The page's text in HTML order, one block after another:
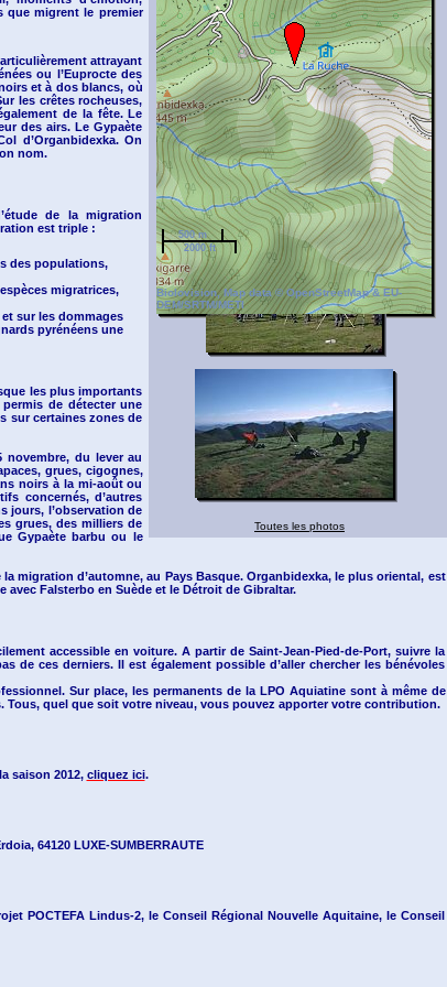
500 m
2000 ft
Biolovision, Map data © OpenStreetMap & EU-
DEM/SRTM/METI
Toutes les photos
que migrent le premier
attrayant
ou l’Euprocte des
et à dos blancs, où
les crêtes rocheuses,
de la fête. Le
des airs. Le Gypaète
d’Organbidexka. On
nom.
de la migration
est triple :
des populations,
migratrices,
sur les dommages
pyrénéens une
les plus importants
de détecter une
sur certaines zones de
du lever au
grues, cigognes,
noirs à la mi-août ou
concernés, d’autres
jours, l’observation de
grues, des milliers de
Gypaète barbu ou le
migration d’automne, au Pays Basque. Organbidexka, le plus oriental, est
Falsterbo en Suède et le Détroit de Gibraltar.
accessible en voiture. A partir de Saint-Jean-Pied-de-Port, suivre la
de ces derniers. Il est également possible d’aller chercher les bénévoles
Sur place, les permanents de la LPO Aquiatine sont à même de
Tous, quel que soit votre niveau, vous pouvez apporter votre contribution.
saison 2012, cliquez ici.
64120 LUXE-SUMBERRAUTE
POCTEFA Lindus-2, le Conseil Régional Nouvelle Aquitaine, le Conseil